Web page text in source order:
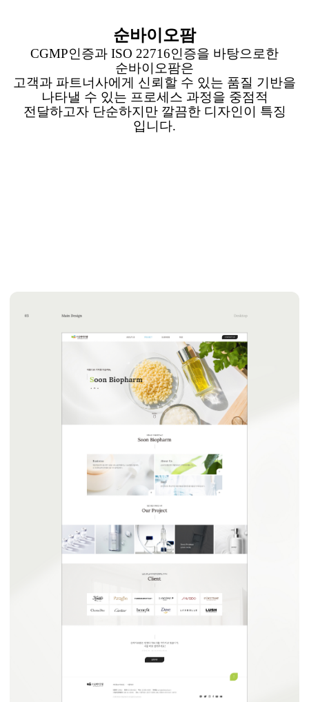
순바이오팜
CGMP인증과 ISO 22716인증을 바탕으로한
순바이오팜은
고객과 파트너사에게 신뢰할 수 있는 품질 기반을
나타낼 수 있는 프로세스 과정을 중점적
전달하고자 단순하지만 깔끔한 디자인이 특징
입니다.